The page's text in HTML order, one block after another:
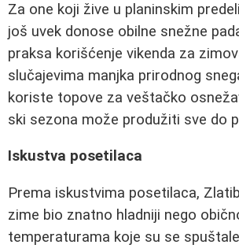
Za one koji žive u planinskim
još uvek donose obilne snežne
praksa korišćenje vikenda za
slučajevima manjka prirodnog
koriste topove za veštačko
ski sezona može produžiti sve do
Iskustva posetilaca
Prema iskustvima posetilaca,
zime bio znatno hladniji nego
temperaturama koje su se